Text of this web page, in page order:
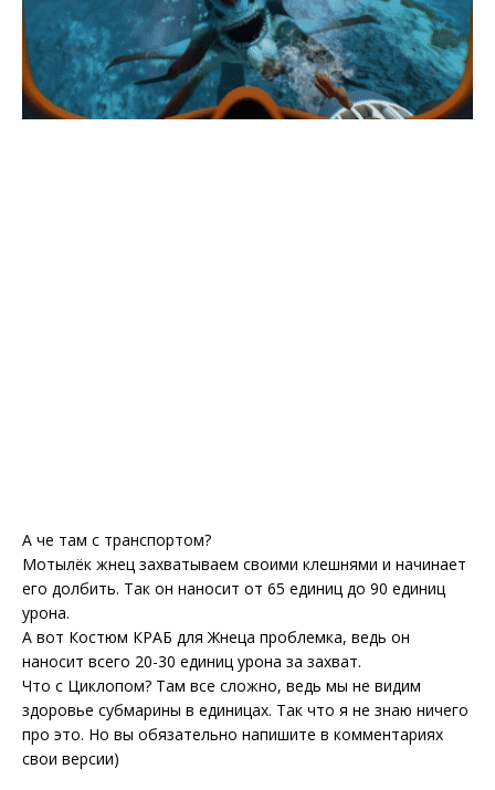
А че там с транспортом?
Мотылёк жнец захватываем своими клешнями и начинает
его долбить. Так он наносит от 65 единиц до 90 единиц
урона.
А вот Костюм КРАБ для Жнеца проблемка, ведь он
наносит всего 20-30 единиц урона за захват.
Что с Циклопом? Там все сложно, ведь мы не видим
здоровье субмарины в единицах. Так что я не знаю ничего
про это. Но вы обязательно напишите в комментариях
свои версии)